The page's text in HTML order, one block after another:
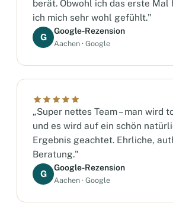
berät. Obwohl ich das erste Mal
ich mich sehr wohl gefühlt."
G
Google-Rezension
Aachen · Google
„Super nettes Team – man wird
und es wird auf ein schön
Ergebnis geachtet. Ehrliche,
Beratung."
G
Google-Rezension
Aachen · Google